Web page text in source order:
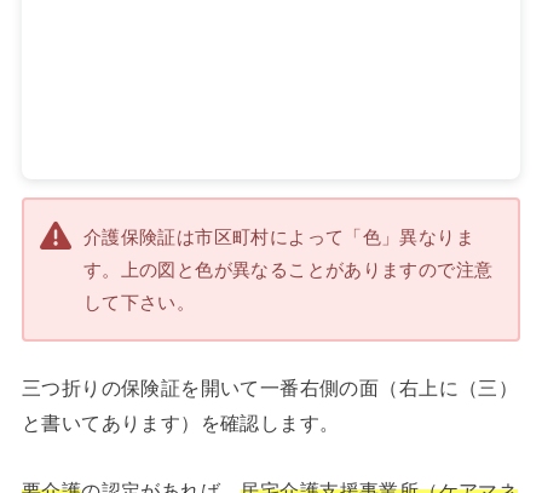
介護保険証は市区町村によって「色」異なりま
す。上の図と色が異なることがありますので注意
して下さい。
三つ折りの保険証を開いて一番右側の面（右上に（三）
と書いてあります）を確認します。